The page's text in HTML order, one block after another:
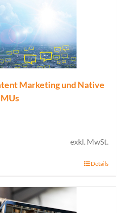
Marketing und Native
exkl. MwSt.
Details